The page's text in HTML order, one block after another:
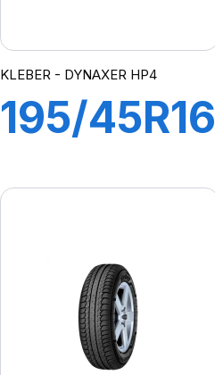
KLEBER - DYNAXER HP4
195/45R16
HP4